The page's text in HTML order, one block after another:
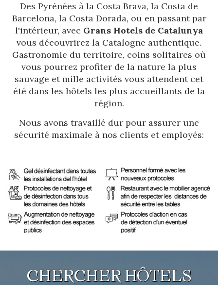
Gérer ma réservation
Des Pyrénées à la Costa Brava, la Costa de
Barcelona, ​​la Costa Dorada, ou en passant par
l'intérieur, avec Grans Hotels de Catalunya
vous découvrirez la Catalogne authentique.
Gastronomie du territoire, coins solitaires où
vous pourrez profiter de la nature la plus
sauvage et mille activités vous attendent cet
été dans les hôtels les plus accueillants de la
région.
Nous avons travaillé dur pour assurer une
sécurité maximale à nos clients et employés:
CHERCHER HÔTELS